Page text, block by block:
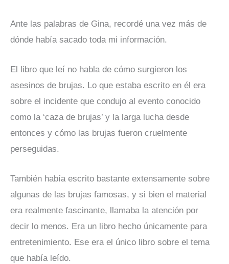
Ante las palabras de Gina, recordé una vez más de
dónde había sacado toda mi información.
El libro que leí no habla de cómo surgieron los
asesinos de brujas. Lo que estaba escrito en él era
sobre el incidente que condujo al evento conocido
como la ‘caza de brujas’ y la larga lucha desde
entonces y cómo las brujas fueron cruelmente
perseguidas.
También había escrito bastante extensamente sobre
algunas de las brujas famosas, y si bien el material
era realmente fascinante, llamaba la atención por
decir lo menos. Era un libro hecho únicamente para
entretenimiento. Ese era el único libro sobre el tema
que había leído.